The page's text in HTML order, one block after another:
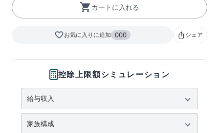
shopping_cart カートに入れる
favorite_borderお気に入りに追加 000 ios_shareシェア
控除上限額シミュレーション